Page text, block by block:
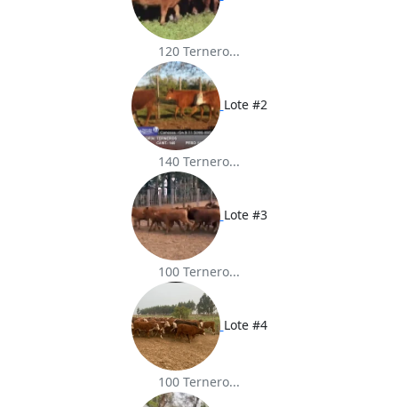
120 Ternero...
Lote #2
140 Ternero...
Lote #3
100 Ternero...
Lote #4
100 Ternero...